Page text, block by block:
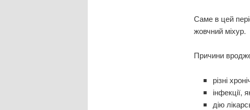
Саме в цей
жовчний міхур.
Причини
різні
інфекції,
дію